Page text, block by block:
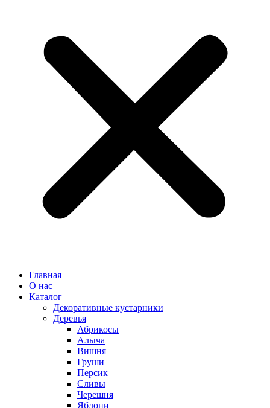
Главная
О нас
Каталог
Декоративные кустарники
Деревья
Абрикосы
Алыча
Вишня
Груши
Персик
Сливы
Черешня
Яблони